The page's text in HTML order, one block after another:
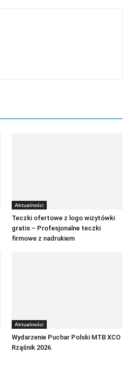
Aktualności
Teczki ofertowe z logo wizytówki
gratis – Profesjonalne teczki
firmowe z nadrukiem
Aktualności
Wydarzenie Puchar Polski MTB XCO
Rząśnik 2026.